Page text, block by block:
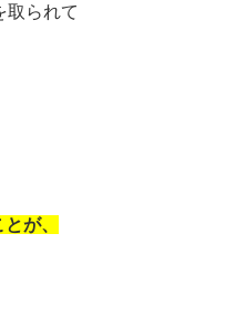
取られて
が、